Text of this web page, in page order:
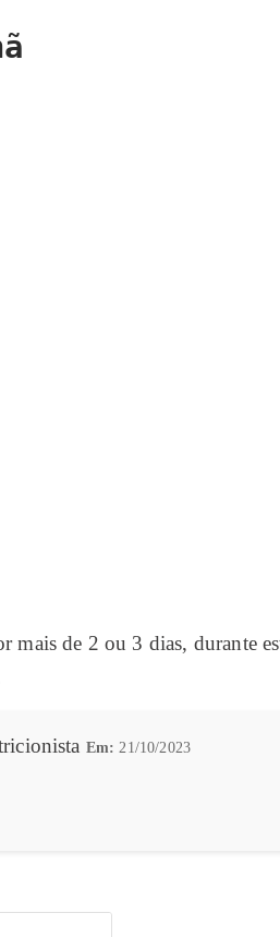
de 2 ou 3 dias, durante
Em: 21/10/2023